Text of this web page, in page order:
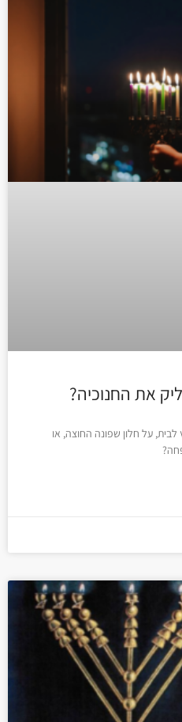
את החנוכיה?
על חלון שפונה החוצה, או